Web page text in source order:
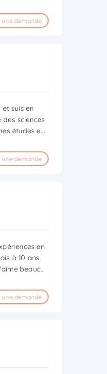
une demande
suis en
sciences
études e...
une demande
en
à 10 ans.
beauc...
une demande